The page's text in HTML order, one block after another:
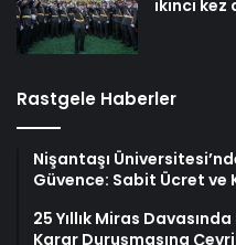
ikinci kez
Rastgele Haberler
Nişantaşı
Güvence: Sabit Ücret ve
25 Yıllık Miras
Karar Duruşmasına